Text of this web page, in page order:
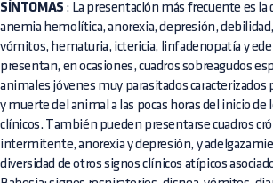
SÍNTOMAS : La presentación más frecuente es la
anemia hemolítica, anorexia, depresión,
vómitos, hematuria, ictericia, linfadenopatía y
presentan, en ocasiones, cuadros sobreagudos
animales jóvenes muy parasitados
y muerte del animal a las pocas horas del inicio
clínicos. También pueden presentarse cuadros
intermitente, anorexia y depresión, y
diversidad de otros signos clínicos atípicos